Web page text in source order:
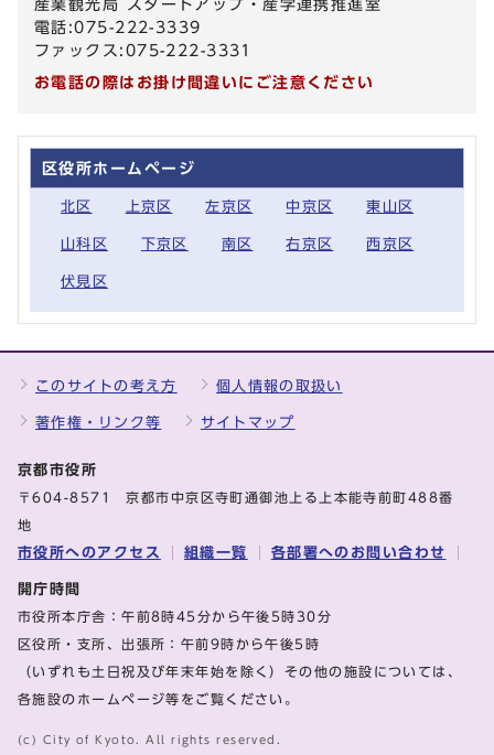
産業観光局 スタートアップ・産学連携推進室
電話:075-222-3339
ファックス:075-222-3331
お電話の際はお掛け間違いにご注意ください
区役所ホームページ
北区 上京区 左京区 中京区 東山区
山科区 下京区 南区 右京区 西京区
伏見区
このサイトの考え方 個人情報の取扱い
著作権・リンク等 サイトマップ
京都市役所
〒604-8571 京都市中京区寺町通御池上る上本能寺前町488番
地
市役所へのアクセス 組織一覧 各部署へのお問い合わせ
開庁時間
市役所本庁舎：午前8時45分から午後5時30分
区役所・支所、出張所：午前9時から午後5時
（いずれも土日祝及び年末年始を除く）その他の施設については、
各施設のホームページ等をご覧ください。
(c) City of Kyoto. All rights reserved.